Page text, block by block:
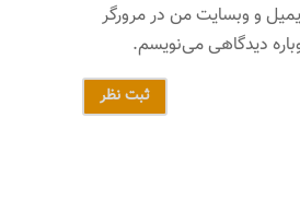
و وبسایت من در مرورگر
دیدگاهی می‌نویسم.
ثبت نظر